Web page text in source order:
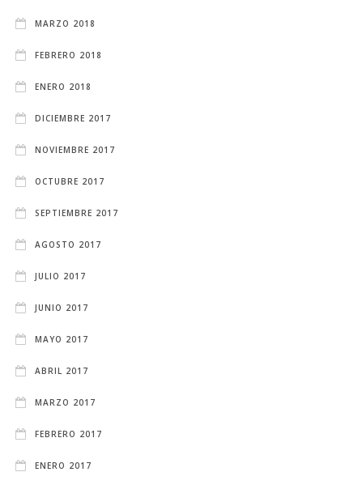
MARZO 2018
FEBRERO 2018
ENERO 2018
DICIEMBRE 2017
NOVIEMBRE 2017
OCTUBRE 2017
SEPTIEMBRE 2017
AGOSTO 2017
JULIO 2017
JUNIO 2017
MAYO 2017
ABRIL 2017
MARZO 2017
FEBRERO 2017
ENERO 2017